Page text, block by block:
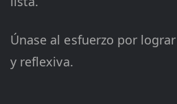
Únase al esfuerzo por
y reflexiva.